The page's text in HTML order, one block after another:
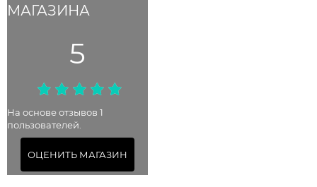
МАГАЗИНА
5
На основе отзывов 1
пользователей.
ОЦЕНИТЬ МАГАЗИН